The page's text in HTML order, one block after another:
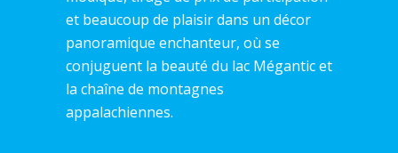
et beaucoup de plaisir dans un décor
panoramique enchanteur, où se
conjuguent la beauté du lac Mégantic et
la chaîne de montagnes
appalachiennes.